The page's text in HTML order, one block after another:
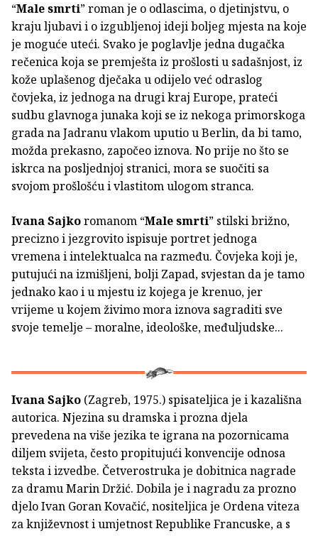
“Male smrti” roman je o odlascima, o djetinjstvu, o
kraju ljubavi i o izgubljenoj ideji boljeg mjesta na koje
je moguće uteći. Svako je poglavlje jedna dugačka
rečenica koja se premješta iz prošlosti u sadašnjost, iz
kože uplašenog dječaka u odijelo već odraslog
čovjeka, iz jednoga na drugi kraj Europe, prateći
sudbu glavnoga junaka koji se iz nekoga primorskoga
grada na Jadranu vlakom uputio u Berlin, da bi tamo,
možda prekasno, započeo iznova. No prije no što se
iskrca na posljednjoj stranici, mora se suočiti sa
svojom prošlošću i vlastitom ulogom stranca.
Ivana Sajkoromanom “Male smrti” stilski brižno,
precizno i jezgrovito ispisuje portret jednoga
vremena i intelektualca na razmeđu. Čovjeka koji je,
putujući na izmišljeni, bolji Zapad, svjestan da je tamo
jednako kao i u mjestu iz kojega je krenuo, jer
vrijeme u kojem živimo mora iznova sagraditi sve
svoje temelje – moralne, ideološke, međuljudske...
Ivana Sajko (Zagreb, 1975.) spisateljica je i kazališna
autorica. Njezina su dramska i prozna djela
prevedena na više jezika te igrana na pozornicama
diljem svijeta, često propitujući konvencije odnosa
teksta i izvedbe. Četverostruka je dobitnica nagrade
za dramu Marin Držić. Dobila je i nagradu za prozno
djelo Ivan Goran Kovačić, nositeljica je Ordena viteza
za književnost i umjetnost Republike Francuske, a s